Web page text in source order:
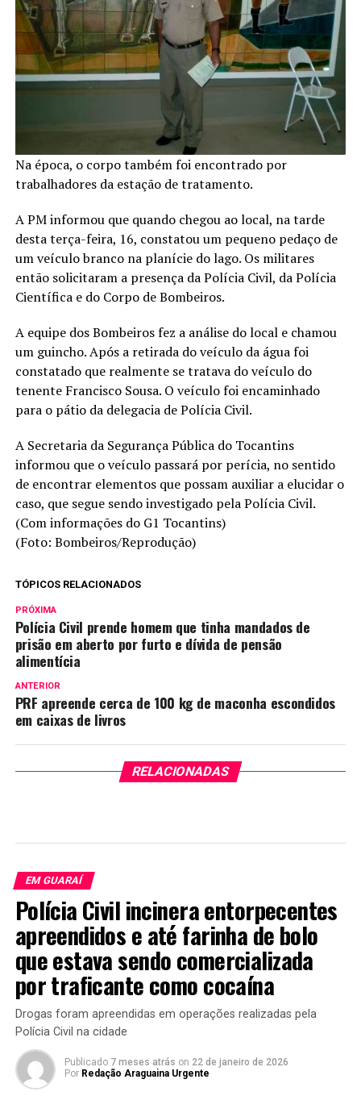
Na época, o corpo também foi encontrado por
trabalhadores da estação de tratamento.
A PM informou que quando chegou ao local, na tarde
desta terça-feira, 16, constatou um pequeno pedaço de
um veículo branco na planície do lago. Os militares
então solicitaram a presença da Polícia Civil, da Polícia
Científica e do Corpo de Bombeiros.
A equipe dos Bombeiros fez a análise do local e chamou
um guincho. Após a retirada do veículo da água foi
constatado que realmente se tratava do veículo do
tenente Francisco Sousa. O veículo foi encaminhado
para o pátio da delegacia de Polícia Civil.
A Secretaria da Segurança Pública do Tocantins
informou que o veículo passará por perícia, no sentido
de encontrar elementos que possam auxiliar a elucidar o
caso, que segue sendo investigado pela Polícia Civil.
(Com informações do G1 Tocantins)
(Foto: Bombeiros/Reprodução)
TÓPICOS RELACIONADOS
PRÓXIMA
Polícia Civil prende homem que tinha mandados de
prisão em aberto por furto e dívida de pensão
alimentícia
ANTERIOR
PRF apreende cerca de 100 kg de maconha escondidos
em caixas de livros
RELACIONADAS
EM GUARAÍ
Polícia Civil incinera entorpecentes
apreendidos e até farinha de bolo
que estava sendo comercializada
por traficante como cocaína
Drogas foram apreendidas em operações realizadas pela
Polícia Civil na cidade
Publicado 7 meses atrás on 22 de janeiro de 2026
Por Redação Araguaina Urgente